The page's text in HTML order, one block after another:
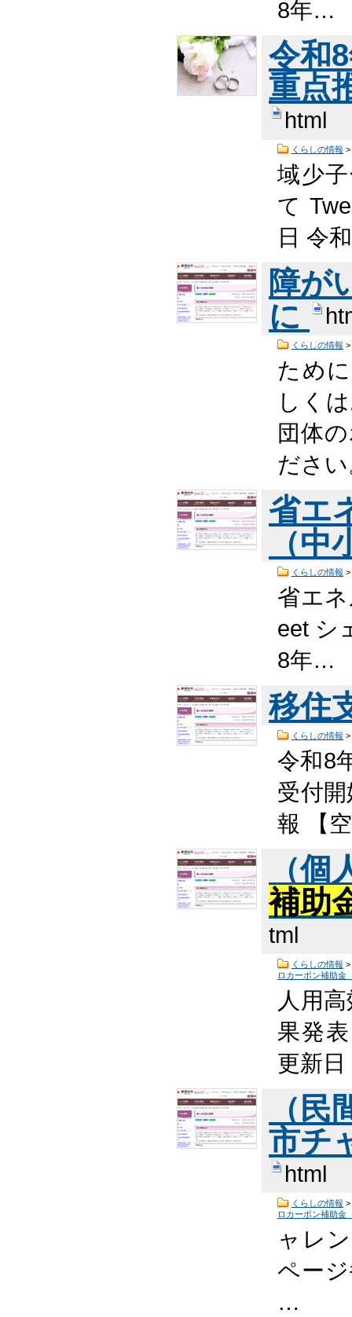
8年…
令和
重点
html
くらしの情報 >
域少
て
日 令
障が
に
くらしの情報 >
ため
しく
団体
ださ
省エ
（
くらしの情報 >
省エ
eet シ
8年…
移住
くらしの情報 >
令和8
受付
報 【
（
補助
tml
くらしの情報 >
ロカーボン補助金
人用
果発
更新
（
市チ
html
くらしの情報 >
ロカーボン補助金
ャレ
ペー
…